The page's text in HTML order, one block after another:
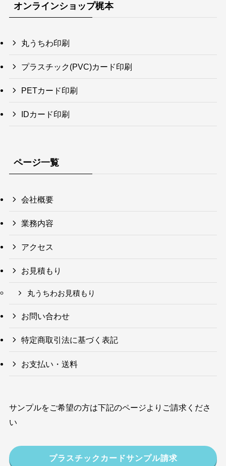
オンラインショップ梶本
丸うちわ印刷
プラスチック(PVC)カード印刷
PETカード印刷
IDカード印刷
ページ一覧
会社概要
業務内容
アクセス
お見積もり
丸うちわお見積もり
お問い合わせ
特定商取引法に基づく表記
お支払い・送料
サンプルをご希望の方は下記のページよりご請求くださ
い
プラスチックカードサンプル請求